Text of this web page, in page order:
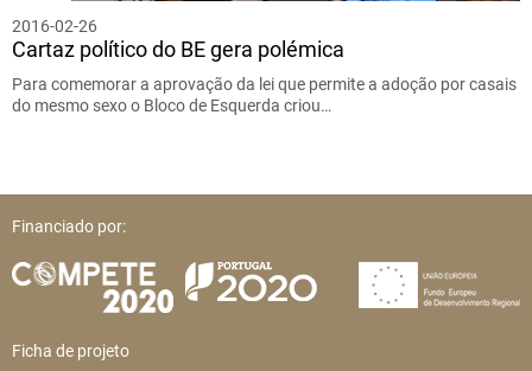
2016-02-26
Cartaz político do BE gera polémica
Para comemorar a aprovação da lei que permite a adoção por casais
do mesmo sexo o Bloco de Esquerda criou…
Financiado por:
Ficha de projeto